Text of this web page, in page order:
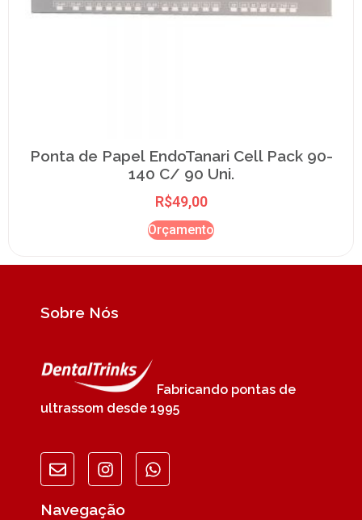
Ponta de Papel EndoTanari Cell Pack 90-
140 C/ 90 Uni.
R$49,00
Orçamento
Sobre Nós
Fabricando pontas de
ultrassom desde 1995
Navegação